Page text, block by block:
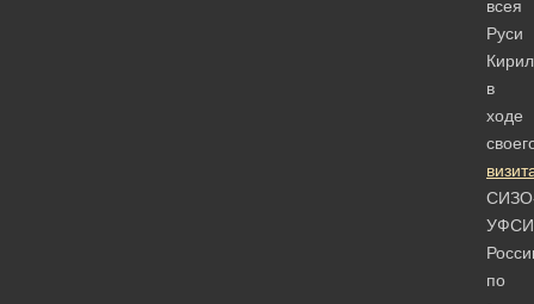
всея
Руси
в
ходе
по